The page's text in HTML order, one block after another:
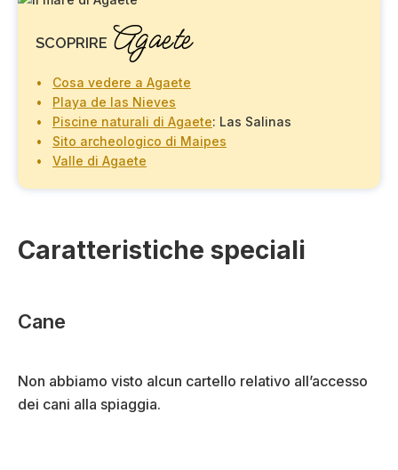
SCOPRIRE Agaete
Cosa vedere a Agaete
Playa de las Nieves
Piscine naturali di Agaete: Las Salinas
Sito archeologico di Maipes
Valle di Agaete
Caratteristiche speciali
Cane
Non abbiamo visto alcun cartello relativo all’accesso
dei cani alla spiaggia.